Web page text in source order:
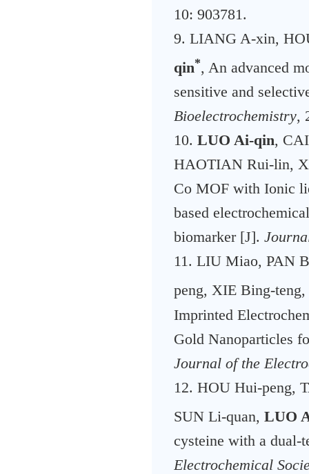
10: 903781.
9. LIANG A-xin,
qin*, An advanced
sensitive and
Bioelectrochemistry,
10.LUO Ai-qin,
HAOTIAN Rui-lin,
Co MOF with Ionic
based
biomarker [J].
11. LIU Miao, PAN
peng, XIE Bing-
Imprinted
Gold Nanoparticles
Journal of the
12. HOU Hui-peng,
SUN Li-quan,LUO
cysteine with a dual-
Electrochemical